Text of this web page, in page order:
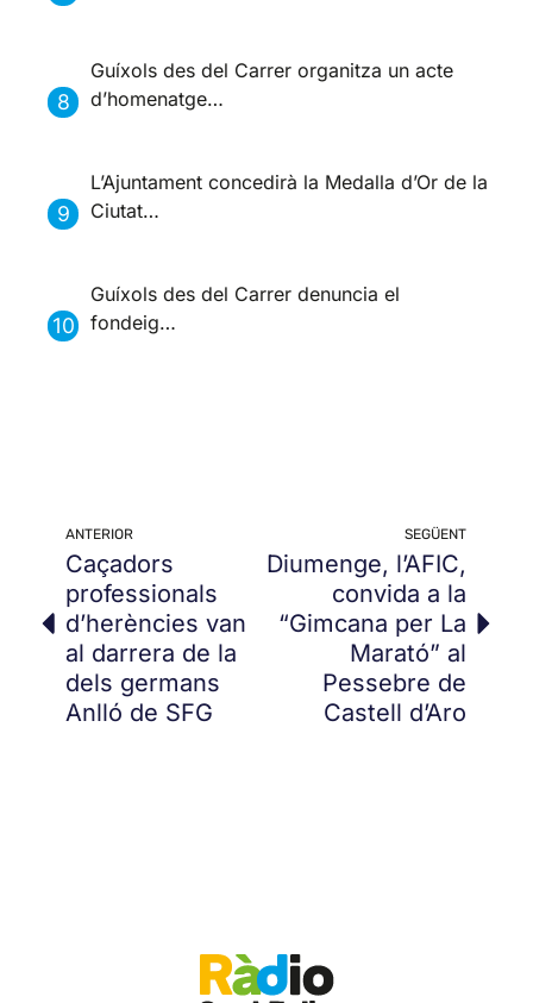
Guíxols des del Carrer organitza un acte
d’homenatge…
L’Ajuntament concedirà la Medalla d’Or de la
Ciutat…
Guíxols des del Carrer denuncia el
fondeig…
ANTERIOR
Caçadors
professionals
d’herències van
al darrera de la
dels germans
Anlló de SFG
SEGÜENT
Diumenge, l’AFIC,
convida a la
“Gimcana per La
Marató” al
Pessebre de
Castell d’Aro